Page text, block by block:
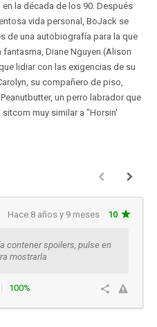
la década de los 90. Después
vida personal, BoJack se
de una autobiografía para la que
Diane Nguyen (Alison
lidiar con las exigencias de su
su compañero de piso,
un perro labrador que
muy similar a "Horsin'
Hace 8 años y 9 meses 10
contener spoilers, pulse en
mostrarla
100%